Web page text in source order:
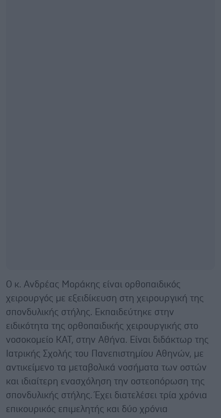
Ο κ. Ανδρέας Μοράκης είναι ορθοπαιδικός
χειρουργός με εξειδίκευση στη χειρουργική της
σπονδυλικής στήλης. Εκπαιδεύτηκε στην
ειδικότητα της ορθοπαιδικής χειρουργικής στο
νοσοκομείο ΚΑΤ, στην Αθήνα. Είναι διδάκτωρ της
Ιατρικής Σχολής του Πανεπιστημίου Αθηνών, με
αντικείμενο τα μεταβολικά νοσήματα των οστών
και ιδιαίτερη ενασχόληση την οστεοπόρωση της
σπονδυλικής στήλης. Έχει διατελέσει τρία χρόνια
επικουρικός επιμελητής και δύο χρόνια